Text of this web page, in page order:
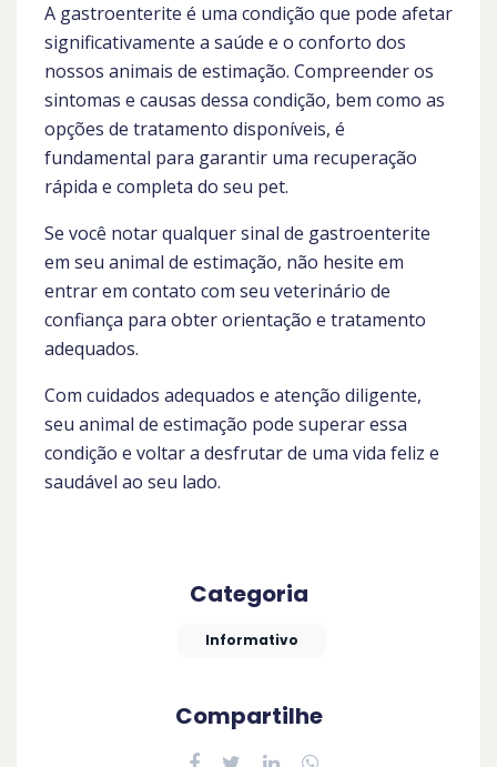
A gastroenterite é uma condição que pode afetar
significativamente a saúde e o conforto dos
nossos animais de estimação. Compreender os
sintomas e causas dessa condição, bem como as
opções de tratamento disponíveis, é
fundamental para garantir uma recuperação
rápida e completa do seu pet.
Se você notar qualquer sinal de gastroenterite
em seu animal de estimação, não hesite em
entrar em contato com seu veterinário de
confiança para obter orientação e tratamento
adequados.
Com cuidados adequados e atenção diligente,
seu animal de estimação pode superar essa
condição e voltar a desfrutar de uma vida feliz e
saudável ao seu lado.
Categoria
Informativo
Compartilhe